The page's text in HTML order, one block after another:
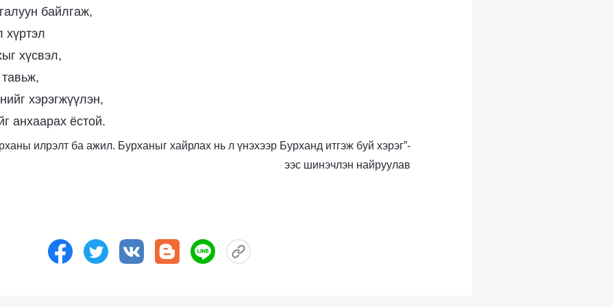
байлгаж,
хүртэл
хүсвэл,
хэрэгжүүлэн,
анхаарах ёстой.
илрэлт ба ажил. Бурханыг хайрлах нь л үнэхээр Бурханд итгэж буй хэрэг”-
ээс шинэчлэн найруулав